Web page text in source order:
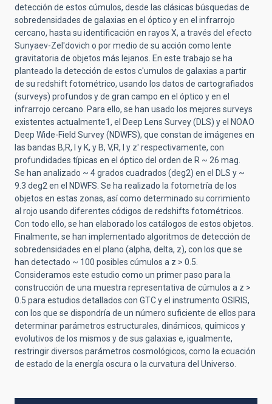
detección de estos cúmulos, desde las clásicas búsquedas de
sobredensidades de galaxias en el óptico y en el infrarrojo
cercano, hasta su identificación en rayos X, a través del efecto
Sunyaev-Zel'dovich o por medio de su acción como lente
gravitatoria de objetos más lejanos. En este trabajo se ha
planteado la detección de estos c'umulos de galaxias a partir
de su redshift fotométrico, usando los datos de cartografiados
(surveys) profundos y de gran campo en el óptico y en el
infrarrojo cercano. Para ello, se han usado los mejores surveys
existentes actualmente1, el Deep Lens Survey (DLS) y el NOAO
Deep Wide-Field Survey (NDWFS), que constan de imágenes en
las bandas B,R, I y K, y B, V,R, I y z' respectivamente, con
profundidades típicas en el óptico del orden de R ~ 26 mag.
Se han analizado ~ 4 grados cuadrados (deg2) en el DLS y ~
9.3 deg2 en el NDWFS. Se ha realizado la fotometría de los
objetos en estas zonas, así como determinado su corrimiento
al rojo usando diferentes códigos de redshifts fotométricos.
Con todo ello, se han elaborado los catálogos de estos objetos.
Finalmente, se han implementado algoritmos de detección de
sobredensidades en el plano (alpha, delta, z), con los que se
han detectado ~ 100 posibles cúmulos a z > 0.5.
Consideramos este estudio como un primer paso para la
construcción de una muestra representativa de cúmulos a z >
0.5 para estudios detallados con GTC y el instrumento OSIRIS,
con los que se dispondría de un número suficiente de ellos para
determinar parámetros estructurales, dinámicos, químicos y
evolutivos de los mismos y de sus galaxias e, igualmente,
restringir diversos parámetros cosmológicos, como la ecuación
de estado de la energía oscura o la curvatura del Universo.